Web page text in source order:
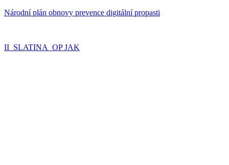
Národní plán obnovy prevence digitální propasti
II_SLATINA_OP JAK